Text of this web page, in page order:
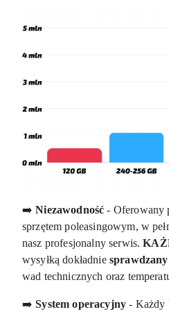
➡️Niezawodność - Oferowany
sprzętem poleasingowym, w
nasz profesjonalny serwis.
wysyłką dokładnie sprawdzany
wad technicznych oraz
➡️ System operacyjny - Każdy